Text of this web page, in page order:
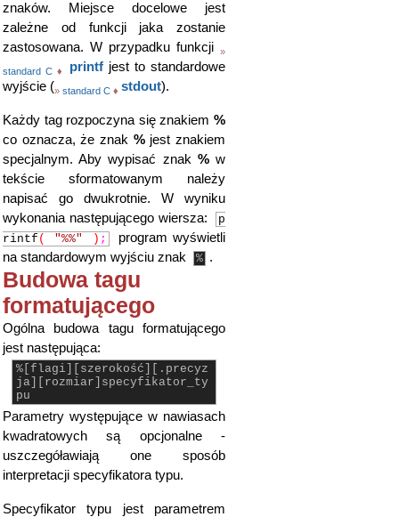
znaków. Miejsce docelowe jest
zależne od funkcji jaka zostanie
zastosowana. W przypadku funkcji »
standard C ♦ printfjest to standardowe
wyjście (» standard C ♦ stdout).
Każdy tag rozpoczyna się znakiem %
co oznacza, że znak %jest znakiem
specjalnym. Aby wypisać znak %w
tekście sformatowanym należy
napisać go dwukrotnie. W wyniku
wykonania następującego wiersza:
p
rintf ( "%%" ) ;
program wyświetli
na standardowym wyjściu znak
% .
Budowa tagu
formatującego
Ogólna budowa tagu formatującego
jest następująca:
%[flagi][szerokość][.precyz
ja][rozmiar]specyfikator_ty
pu
Parametry występujące w nawiasach
kwadratowych są opcjonalne -
uszczegóławiają one sposób
interpretacji specyfikatora typu.
Specyfikator typu jest parametrem